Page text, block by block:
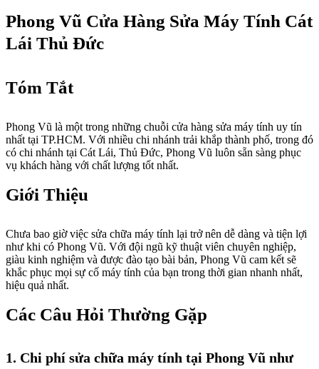
Phong Vũ Cửa Hàng Sửa Máy Tính Cát
Lái Thủ Đức
Tóm Tắt
Phong Vũ là một trong những chuỗi cửa hàng sửa máy tính uy tín
nhất tại TP.HCM. Với nhiều chi nhánh trải khắp thành phố, trong đó
có chi nhánh tại Cát Lái, Thủ Đức, Phong Vũ luôn sẵn sàng phục
vụ khách hàng với chất lượng tốt nhất.
Giới Thiệu
Chưa bao giờ việc sửa chữa máy tính lại trở nên dễ dàng và tiện lợi
như khi có Phong Vũ. Với đội ngũ kỹ thuật viên chuyên nghiệp,
giàu kinh nghiệm và được đào tạo bài bản, Phong Vũ cam kết sẽ
khắc phục mọi sự cố máy tính của bạn trong thời gian nhanh nhất,
hiệu quả nhất.
Các Câu Hỏi Thường Gặp
1. Chi phí sửa chữa máy tính tại Phong Vũ như